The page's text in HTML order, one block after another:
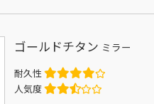
ゴールドチタン ミラー
耐久性
人気度